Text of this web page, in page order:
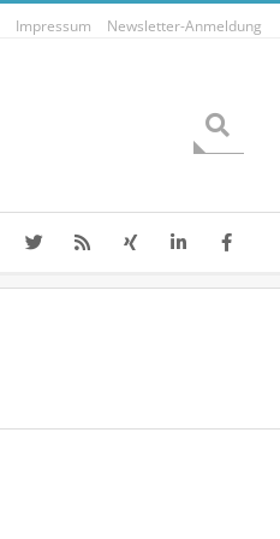
Impressum Newsletter-Anmeldung